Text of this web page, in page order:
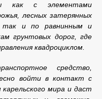
как с элементами
лесных затерянных
так и по равнинным и
грунтовых дорог, где
квадроциклом.
средство,
войти в контакт с
мира и даст